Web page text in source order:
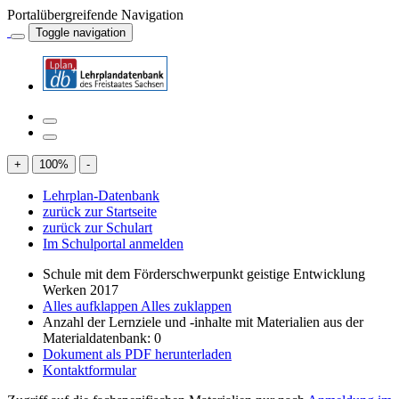
Portalübergreifende Navigation
Toggle navigation
+ 100% -
Lehrplan-Datenbank
zurück zur Startseite
zurück zur Schulart
Im Schulportal anmelden
Schule mit dem Förderschwerpunkt geistige Entwicklung
Werken 2017
Alles aufklappen Alles zuklappen
Anzahl der Lernziele und -inhalte mit Materialien aus der
Materialdatenbank: 0
Dokument als PDF herunterladen
Kontaktformular